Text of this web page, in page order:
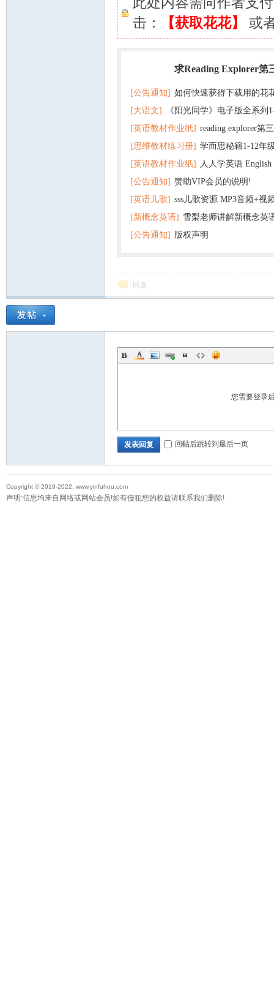
击：
【获取花花】 或
求Reading Explorer第
[公告通知] 如何快速获得下载用的花
[大语文]
《阳光同学》电子版全系列
+英语
[英语教材作业纸] reading explorer第
+音频 百度云网盘下载
[思维教材练习册] 学而思秘籍1-12年
子版PDF全册 百度网盘
[英语教材作业纸] 人人学英语
版pdf 百度网盘下载
[公告通知] 赞助VIP会员的说明!
[英语儿歌] sss儿歌资源 MP3音频+视
百度云网盘下载
[新概念英语] 雪梨老师讲解新概念英
[公告通知] 版权声明
回复
您需要登录
发表回复 回帖后跳转到最后一页
Copyright © 2019-2022, www.yinfuhou.com
声明:信息均来自网络或网站会员!如有侵犯您的权益请联系我们删除!